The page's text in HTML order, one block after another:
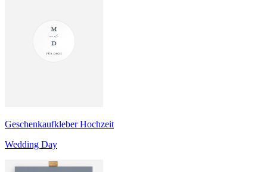
Geschenkaufkleber Hochzeit
Wedding Day